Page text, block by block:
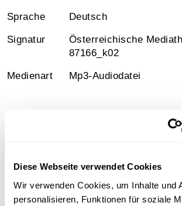
Diese Webseite verwendet Cookies
Wir verwenden Cookies, um Inhalte und
personalisieren, Funktionen für soziale
Sprache Deutsch
Signatur
Österreichische
87166_k02
Medienart Mp3-Audiodatei
Heinz Rudolf Unger liest Auszüge